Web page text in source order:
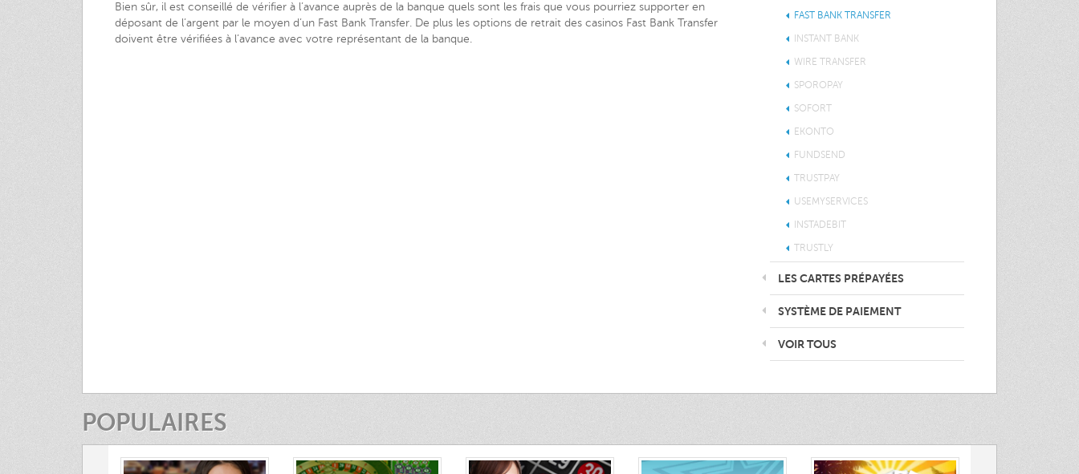
Bien sûr, il est conseillé de vérifier à l’avance auprès de la banque quels sont les frais que vous pourriez supporter en
déposant de l’argent par le moyen d’un Fast Bank Transfer. De plus les options de retrait des casinos Fast Bank Transfer
doivent être vérifiées à l’avance avec votre représentant de la banque.
FAST BANK TRANSFER
INSTANT BANK
WIRE TRANSFER
SPOROPAY
SOFORT
EKONTO
FUNDSEND
TRUSTPAY
USEMYSERVICES
INSTADEBIT
TRUSTLY
LES CARTES PRÉPAYÉES
SYSTÈME DE PAIEMENT
VOIR TOUS
POPULAIRES